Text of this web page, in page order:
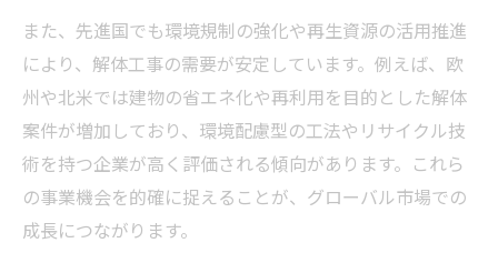
また、先進国でも環境規制の強化や再生資源の活用推進
により、解体工事の需要が安定しています。例えば、欧
州や北米では建物の省エネ化や再利用を目的とした解体
案件が増加しており、環境配慮型の工法やリサイクル技
術を持つ企業が高く評価される傾向があります。これら
の事業機会を的確に捉えることが、グローバル市場での
成長につながります。